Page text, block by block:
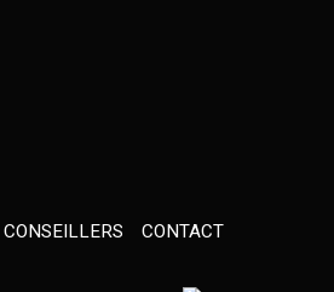
CONSEILLERS CONTACT